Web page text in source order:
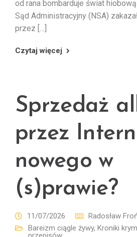
od rana bombarduje świat
Sąd Administracyjny (NSA)
przez […]
Czytaj więcej
Sprzedaż
przez
nowego w
(s)prawie?
11/07/2026
Radosław
Bareizm ciągle żywy, Kroniki